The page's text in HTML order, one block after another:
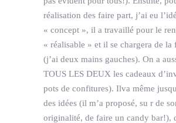
réalisation des faire part, j’ai eu
« concept », il a travaillé pour le
« réalisable » et il se chargera de la
(j’ai deux mains gauches). On a
TOUS LES DEUX les cadeaux
pots de confitures). Ilva même
des idées (il m’a proposé, su r de
originalité, de faire un candy bar!),